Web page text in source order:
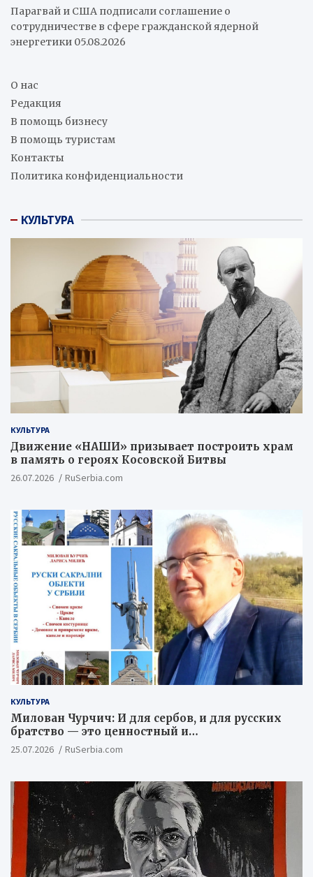
Парагвай и США подписали соглашение о
сотрудничестве в сфере гражданской ядерной
энергетики 05.08.2026
О нас
Редакция
В помощь бизнесу
В помощь туристам
Контакты
Политика конфиденциальности
КУЛЬТУРА
КУЛЬТУРА
Движение «НАШИ» призывает построить храм
в память о героях Косовской Битвы
26.07.2026 RuSerbia.com
КУЛЬТУРА
Милован Чурчич: И для сербов, и для русских
братство — это ценностный и
цивилизационный концепт
25.07.2026 RuSerbia.com